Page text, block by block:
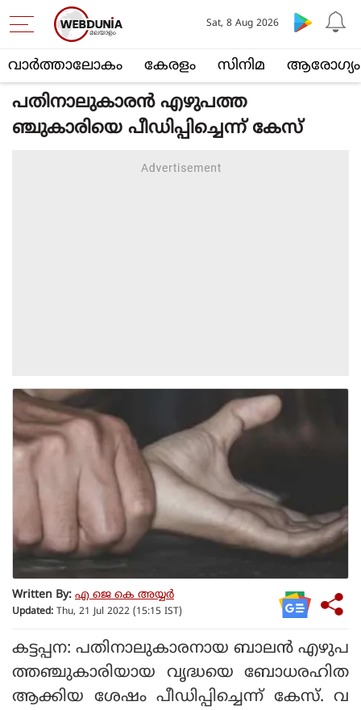
വാര്‍ത്താലോകം കേരളം സിനിമ ആരോഗ്യം
Sat, 8 Aug 2026
പതിനാലുകാരൻ എഴുപത്ത
ഞ്ചുകാരിയെ പീഡിപ്പിച്ചെന്ന് കേസ്
Written By: എ ജെ കെ അയ്യർ
Updated: Thu, 21 Jul 2022 (15:15 IST)
കട്ടപ്പന: പതിനാലുകാരനായ ബാലൻ എഴുപ
ത്തഞ്ചുകാരിയായ വൃദ്ധയെ ബോധരഹിത
ആക്കിയ ശേഷം പീഡിപ്പിച്ചെന്ന് കേസ്. വ